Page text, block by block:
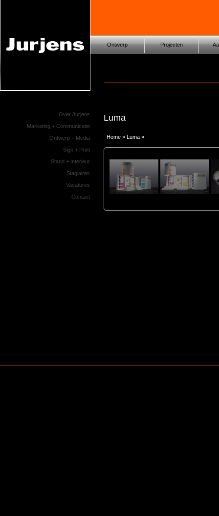
Over Jurjens
Marketing + Communicatie
Ontwerp + Media
Sign + Print
Stand + Interieur
Stagiaires
Vacatures
Contact
Ontwerp Projecten
Luma
Home » Luma »